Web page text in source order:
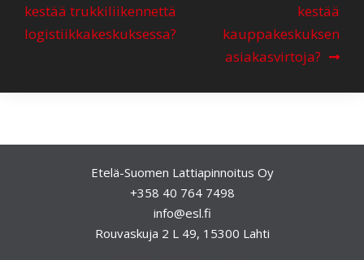
r
t
kestää trukkiliikennettä
logistiikkakeskuksessa?
kestää
kauppakeskuksen
asiakasvirtoja?
Etelä-Suomen Lattiapinnoitus Oy
+358 40 764 7498
info@esl.fi
Rouvaskuja 2 L 49, 15300 Lahti